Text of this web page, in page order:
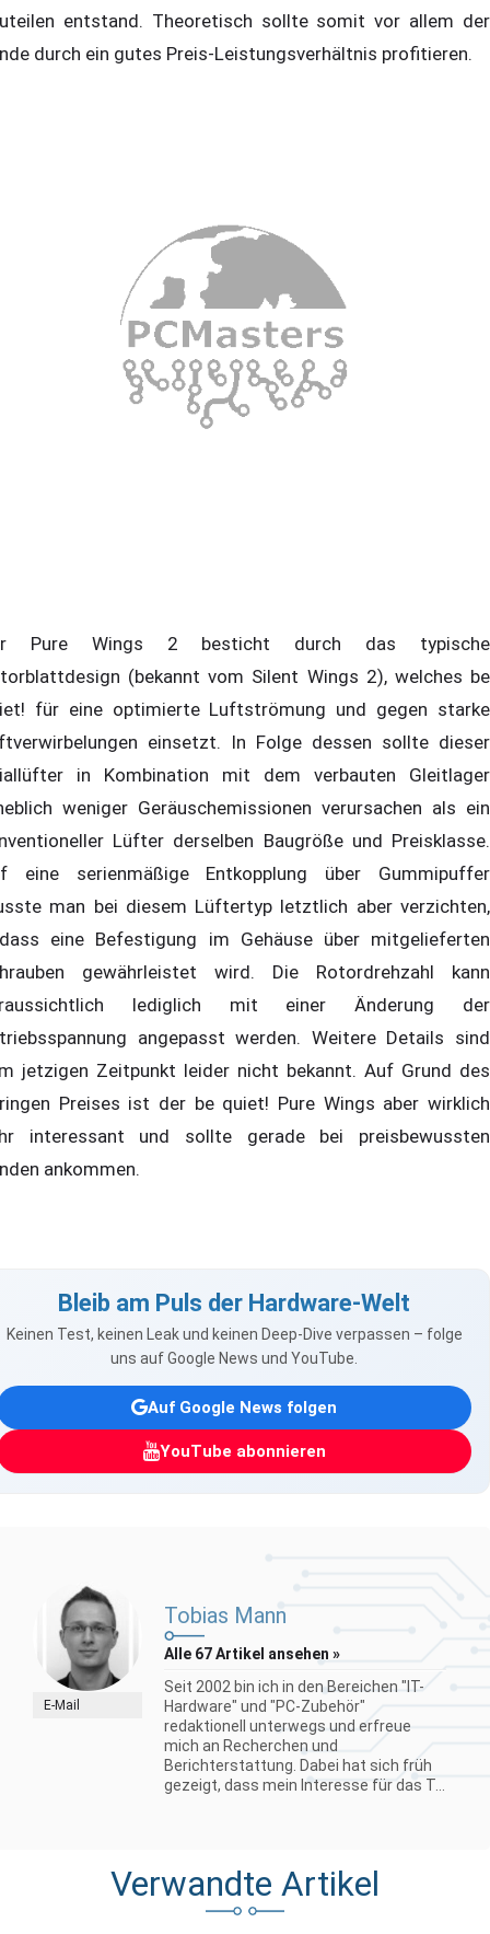
entstand. Theoretisch sollte somit vor allem der
durch ein gutes Preis-Leistungsverhältnis profitieren.
Pure Wings 2 besticht durch das typische
(bekannt vom Silent Wings 2), welches be
für eine optimierte Luftströmung und gegen starke
einsetzt. In Folge dessen sollte dieser
in Kombination mit dem verbauten Gleitlager
weniger Geräuschemissionen verursachen als ein
Lüfter derselben Baugröße und Preisklasse.
eine serienmäßige Entkopplung über Gummipuffer
man bei diesem Lüftertyp letztlich aber verzichten,
eine Befestigung im Gehäuse über mitgelieferten
gewährleistet wird. Die Rotordrehzahl kann
lediglich mit einer Änderung der
angepasst werden. Weitere Details sind
jetzigen Zeitpunkt leider nicht bekannt. Auf Grund des
Preises ist der be quiet! Pure Wings aber wirklich
interessant und sollte gerade bei preisbewussten
ankommen.
Bleib am Puls der Hardware-Welt
Keinen Test, keinen Leak und keinen Deep-Dive verpassen – folge
uns auf Google News und YouTube.
Auf Google News folgen
YouTube abonnieren
E-Mail
Tobias Mann
Alle 67 Artikel ansehen »
Seit 2002 bin ich in den Bereichen "IT-
Hardware" und "PC-Zubehör"
redaktionell unterwegs und erfreue
mich an Recherchen und
Berichterstattung. Dabei hat sich früh
gezeigt, dass mein Interesse für das T...
Verwandte Artikel